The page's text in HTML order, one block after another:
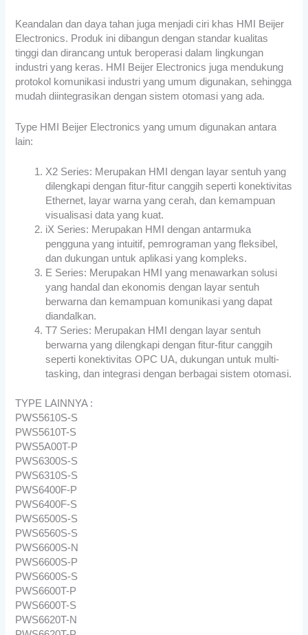
Keandalan dan daya tahan juga menjadi ciri khas HMI Beijer
Electronics. Produk ini dibangun dengan standar kualitas
tinggi dan dirancang untuk beroperasi dalam lingkungan
industri yang keras. HMI Beijer Electronics juga mendukung
protokol komunikasi industri yang umum digunakan, sehingga
mudah diintegrasikan dengan sistem otomasi yang ada.
Type HMI Beijer Electronics yang umum digunakan antara
lain:
X2 Series: Merupakan HMI dengan layar sentuh yang
dilengkapi dengan fitur-fitur canggih seperti konektivitas
Ethernet, layar warna yang cerah, dan kemampuan
visualisasi data yang kuat.
iX Series: Merupakan HMI dengan antarmuka
pengguna yang intuitif, pemrograman yang fleksibel,
dan dukungan untuk aplikasi yang kompleks.
E Series: Merupakan HMI yang menawarkan solusi
yang handal dan ekonomis dengan layar sentuh
berwarna dan kemampuan komunikasi yang dapat
diandalkan.
T7 Series: Merupakan HMI dengan layar sentuh
berwarna yang dilengkapi dengan fitur-fitur canggih
seperti konektivitas OPC UA, dukungan untuk multi-
tasking, dan integrasi dengan berbagai sistem otomasi.
TYPE LAINNYA :
PWS5610S-S
PWS5610T-S
PWS5A00T-P
PWS6300S-S
PWS6310S-S
PWS6400F-P
PWS6400F-S
PWS6500S-S
PWS6560S-S
PWS6600S-N
PWS6600S-P
PWS6600S-S
PWS6600T-P
PWS6600T-S
PWS6620T-N